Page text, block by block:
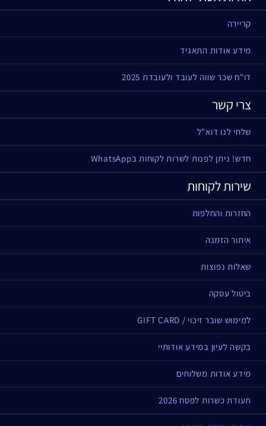
קריירה
מידע אודות התאגיד
דו"ח שכר שווה לעובד ולעובדת 2025
צרי קשר
שלחי לנו דוא"ל
חדש! ניתן לפנות לשרות לקוחות בWhatsApp
שירות לקוחות
החזרות והחלפות
איתור הזמנה
שאלות נפוצות
ביטול עסקה
למימוש שובר זיכוי / GIFT CARD
בקשה לעיון במידע אודותיי
מידע אודות משלוחים
תעודת כשרות לפסח 2026